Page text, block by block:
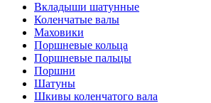
Вкладыши шатунные
Коленчатые валы
Маховики
Поршневые кольца
Поршневые пальцы
Поршни
Шатуны
Шкивы коленчатого вала